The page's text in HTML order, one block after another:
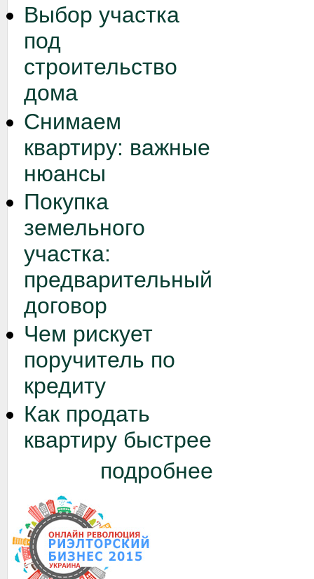
Выбор участка
под
строительство
дома
Снимаем
квартиру: важные
нюансы
Покупка
земельного
участка:
предварительный
договор
Чем рискует
поручитель по
кредиту
Как продать
квартиру быстрее
подробнее